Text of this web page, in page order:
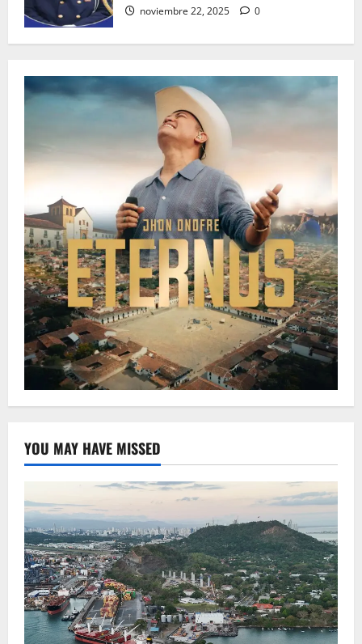
noviembre 22, 2025 0
YOU MAY HAVE MISSED